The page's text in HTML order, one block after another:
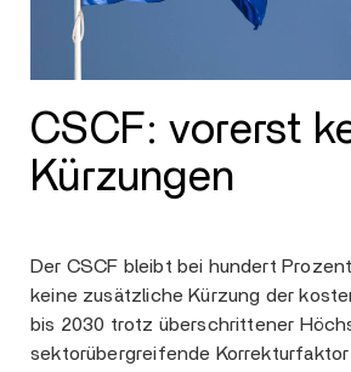
CSCF: vorerst
Kürzungen
Der CSCF bleibt bei hundert
keine zusätzliche Kürzung der
bis 2030 trotz überschrittener
sektorübergreifende Korrekturfaktor